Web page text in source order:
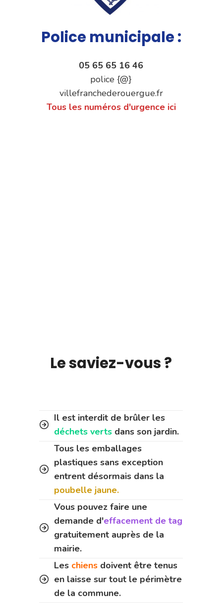
Police municipale :
05 65 65 16 46
police {@}
villefranchederouergue.fr
Tous les numéros d'urgence ici
Le saviez-vous ?
Il est interdit de brûler les
déchets verts dans son jardin.
Tous les emballages
plastiques sans exception
entrent désormais dans la
poubelle jaune.
Vous pouvez faire une
demande d'effacement de tag
gratuitement auprès de la
mairie.
Les chiens doivent être tenus
en laisse sur tout le périmètre
de la commune.